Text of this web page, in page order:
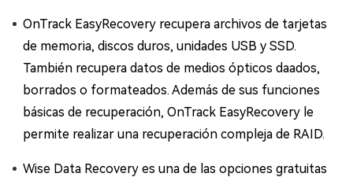
OnTrack EasyRecovery recupera archivos de tarjetas
de memoria, discos duros, unidades USB y SSD.
También recupera datos de medios ópticos daados,
borrados o formateados. Además de sus funciones
básicas de recuperación, OnTrack EasyRecovery le
permite realizar una recuperación compleja de RAID.
Wise Data Recovery es una de las opciones gratuitas